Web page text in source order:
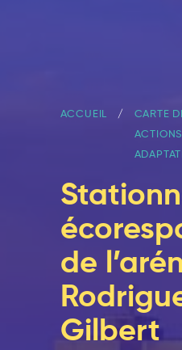
ACCUEIL
CARTE
de
Gilbert